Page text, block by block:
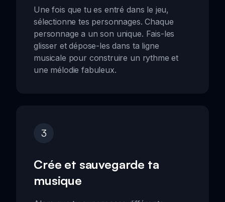
Une fois que tu es entré dans le jeu,
sélectionne tes personnages. Chaque
personnage a un son unique. Fais-les
glisser et dépose-les dans ta ligne
musicale pour construire un rythme et
une mélodie fabuleux.
3
Crée et sauvegarde ta
musique